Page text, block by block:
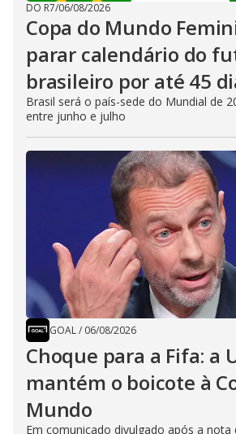
DO R7/06/08/2026
Copa do Mundo
parar calendário do
brasileiro por até 45
Brasil será o país-sede do Mundial de
entre junho e julho
GOAL/ 06/08/2026
Choque para a Fifa: a
mantém o boicote à
Mundo
Em comunicado divulgado após a nota